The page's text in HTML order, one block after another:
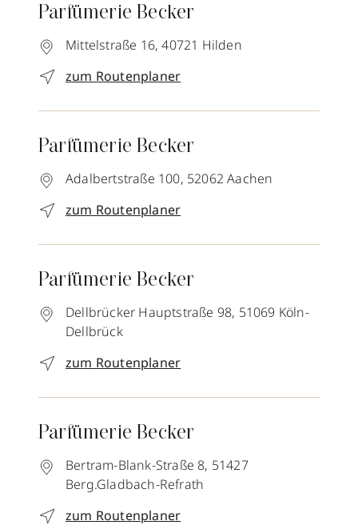
Parfümerie Becker
Mittelstraße 16, 40721 Hilden
zum Routenplaner
Parfümerie Becker
Adalbertstraße 100, 52062 Aachen
zum Routenplaner
Parfümerie Becker
Dellbrücker Hauptstraße 98, 51069 Köln-
Dellbrück
zum Routenplaner
Parfümerie Becker
Bertram-Blank-Straße 8, 51427
Berg.Gladbach-Refrath
zum Routenplaner